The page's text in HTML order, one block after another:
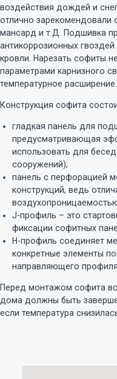
воздействия дождей и
отлично зарекомендовали
мансард и т.Д. Подшивка
антикоррозионных
кровли. Нарезать софиты
параметрами карнизного
температурное расширение.
Конструкция софита
гладкая панель для
предусматривающая
использовать для
сооружений);
панель с перфорацией
конструкций, ведь
J-профиль – это
фиксации софитных
H-профиль соединяет
конкретные элементы
направляющего профиля.
Перед монтажом софита
дома должны быть
если температура